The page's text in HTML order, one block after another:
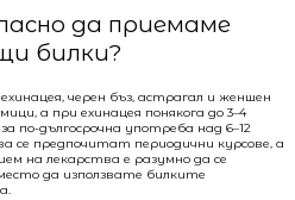
да приемаме
билки?
черен бъз, астрагал и женшен
а при ехинацея понякога до 3–4
по-дългосрочна употреба над 6–12
се предпочитат периодични курсове, а
на лекарства е разумно да се
да използвате билките